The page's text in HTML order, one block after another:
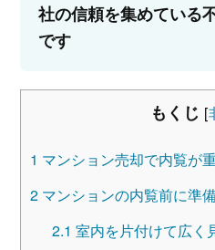
社の信頼を集めている
です
もくじ [
1 マンション売却で内覧が
2マンションの内覧前に準
2.1 室内を片付けて広く